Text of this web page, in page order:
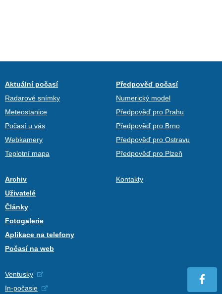
Aktuální počasí
Radarové snímky
Meteostanice
Počasí u vás
Webkamery
Teplotní mapa
Předpověď počasí
Numerický model
Předpověď pro Prahu
Předpověď pro Brno
Předpověď pro Ostravu
Předpověď pro Plzeň
Archiv
Uživatelé
Články
Fotogalerie
Aplikace na telefony
Počasí na web
Kontakty
Ventusky
In-počasie